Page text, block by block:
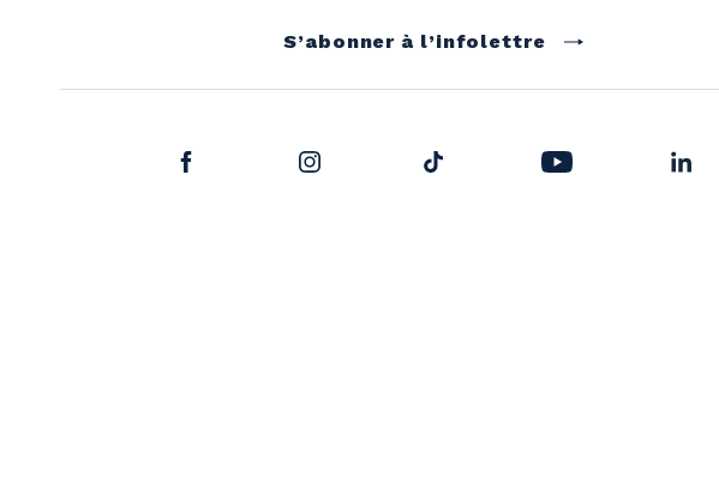
S’abonner à l’infolettre